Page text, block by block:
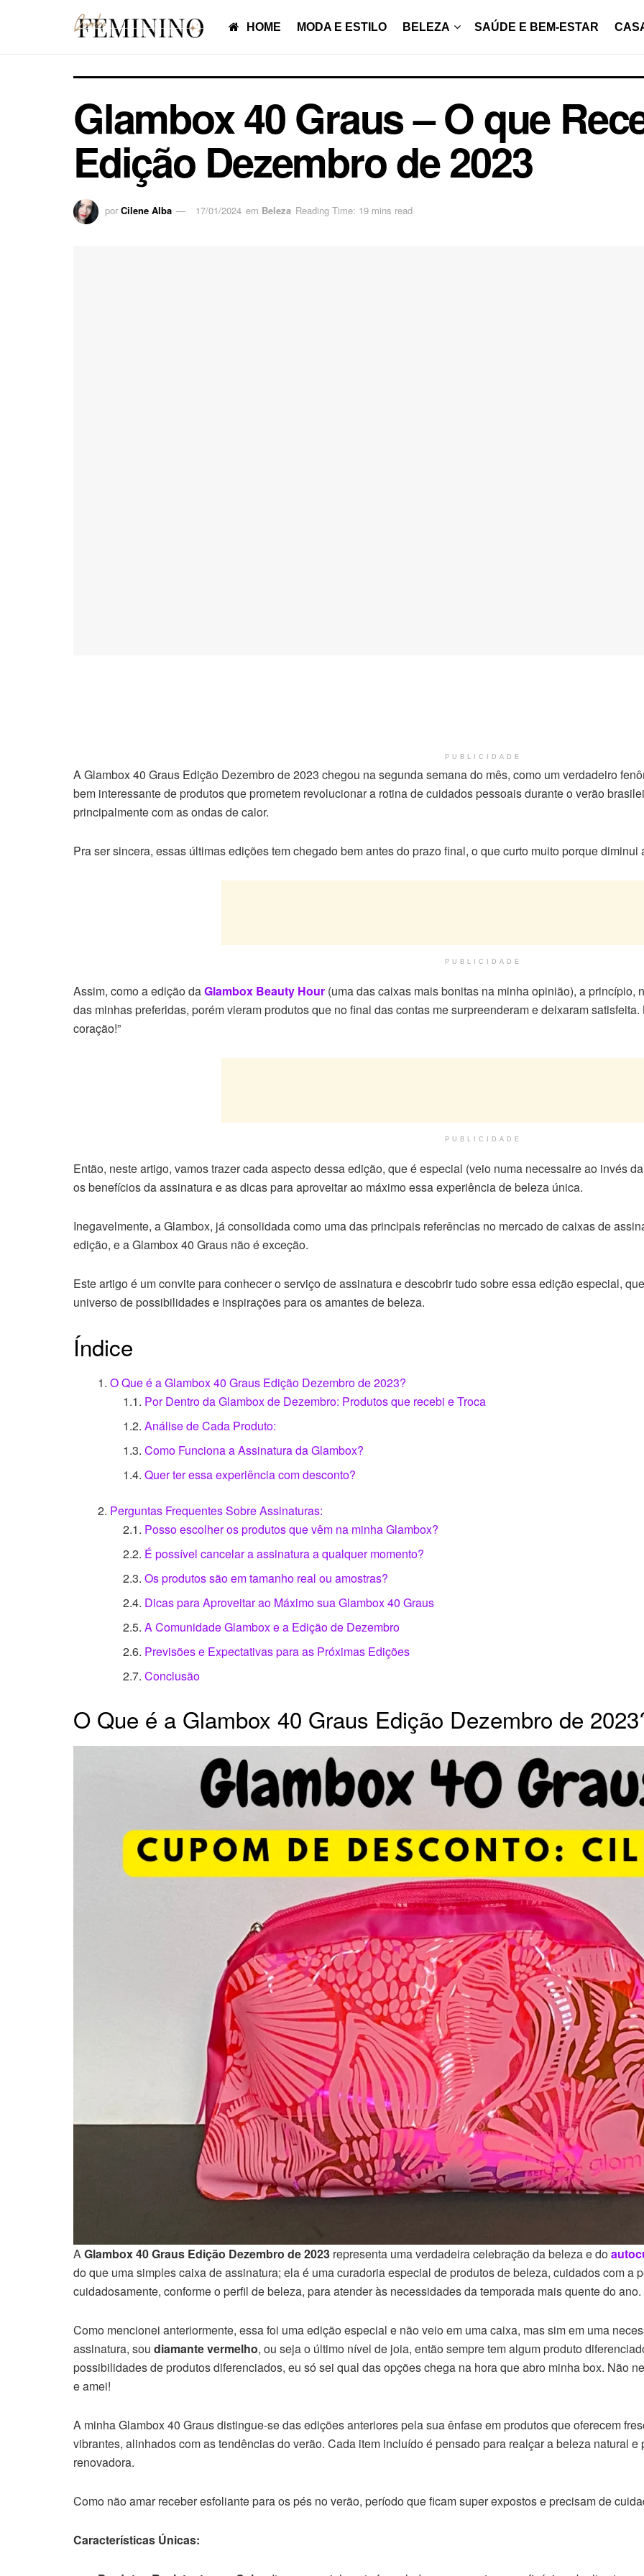
HOME MODA E ESTILO BELEZA SAÚDE E BEM-ESTAR
Glambox 40 Graus – O que
Edição Dezembro de 2023
por Cilene Alba 17/01/2024 em Beleza Reading Time: 19 mins read
PUBLICIDADE
A Glambox 40 Graus Edição Dezembro de 2023 chegou na segunda semana do mês, como um verdadeiro
bem interessante de produtos que prometem revolucionar a rotina de cuidados pessoais durante o verão
principalmente com as ondas de calor.
Pra ser sincera, essas últimas edições tem chegado bem antes do prazo final, o que curto muito porque
PUBLICIDADE
Assim, como a edição daGlambox Beauty Hour (uma das caixas mais bonitas na minha opinião), a princípio,
das minhas preferidas, porém vieram produtos que no final das contas me surpreenderam e deixaram
coração!”
PUBLICIDADE
Então, neste artigo, vamos trazer cada aspecto dessa edição, que é especial (veio numa necessaire ao invés
os benefícios da assinatura e as dicas para aproveitar ao máximo essa experiência de beleza única.
Inegavelmente, a Glambox, já consolidada como uma das principais referências no mercado de caixas de
edição, e a Glambox 40 Graus não é exceção.
Este artigo é um convite para conhecer o serviço de assinatura e descobrir tudo sobre essa edição especial,
universo de possibilidades e inspirações para os amantes de beleza.
Índice
O Que é a Glambox 40 Graus Edição Dezembro de 2023?
Por Dentro da Glambox de Dezembro: Produtos que recebi e Troca
Análise de Cada Produto:
Como Funciona a Assinatura da Glambox?
Quer ter essa experiência com desconto?
Perguntas Frequentes Sobre Assinaturas:
Posso escolher os produtos que vêm na minha Glambox?
É possível cancelar a assinatura a qualquer momento?
Os produtos são em tamanho real ou amostras?
Dicas para Aproveitar ao Máximo sua Glambox 40 Graus
A Comunidade Glambox e a Edição de Dezembro
Previsões e Expectativas para as Próximas Edições
Conclusão
O Que é a Glambox 40 Graus Edição Dezembro de
A Glambox 40 Graus Edição Dezembro de 2023 representa uma verdadeira celebração da beleza e do
do que uma simples caixa de assinatura; ela é uma curadoria especial de produtos de beleza, cuidados com a
cuidadosamente, conforme o perfil de beleza, para atender às necessidades da temporada mais quente do ano.
Como mencionei anteriormente, essa foi uma edição especial e não veio em uma caixa, mas sim em uma
assinatura, sou diamante vermelho, ou seja o último nível de joia, então sempre tem algum produto
possibilidades de produtos diferenciados, eu só sei qual das opções chega na hora que abro minha box. Não
e amei!
A minha Glambox 40 Graus distingue-se das edições anteriores pela sua ênfase em produtos que oferecem
vibrantes, alinhados com as tendências do verão. Cada item incluído é pensado para realçar a beleza natural
renovadora.
Como não amar receber esfoliante para os pés no verão, período que ficam super expostos e precisam de
Características Únicas: